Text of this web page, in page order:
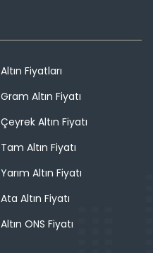
Altın Fiyatları
Gram Altın Fiyatı
Çeyrek Altın Fiyatı
Tam Altın Fiyatı
Yarım Altın Fiyatı
Ata Altın Fiyatı
Altın ONS Fiyatı